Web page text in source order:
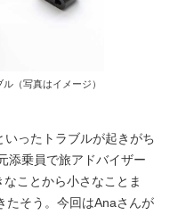
（写真はイメージ）
ったトラブルが起きがち
添乗員で旅アドバイザー
ことから小さなことま
たそう。今回はAnaさんが